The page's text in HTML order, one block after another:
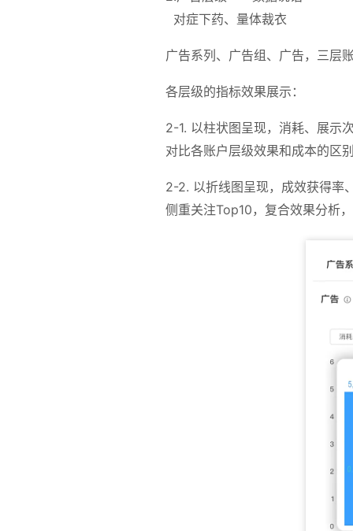
对症下药、量体裁衣
广告系列、广告组、广告，三层
各层级的指标效果展示：
2-1. 以柱状图呈现，消耗、展示
对比各账户层级效果和成本的区
2-2. 以折线图呈现，成效获得率
侧重关注Top10，复合效果分析